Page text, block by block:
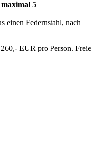
maximal 5
einen Federnstahl, nach
EUR pro Person. Freie